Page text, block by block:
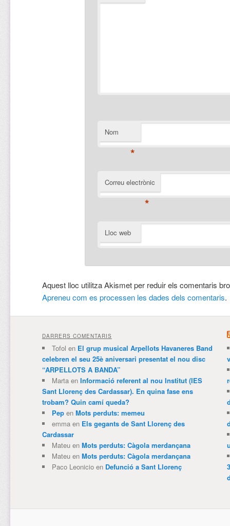
Nom
*
Correu electrònic
*
Lloc web
Aquest lloc utilitza Akismet per reduir els comentaris
Apreneu com es processen les dades dels comentaris.
DARRERS COMENTARIS
Tofol en El grup musical Arpellots Havaneres Band
celebren el seu 25è aniversari presentat el nou disc
“ARPELLOTS A BANDA”
Martaen Informació referent al nou Institut (IES
Sant Llorenç des Cardassar). En quina fase ens
trobam? Quin camí queda?
Pepen Mots perduts: memeu
emmaen Els gegants de Sant Llorenç des
Cardassar
Mateuen Mots perduts: Càgola merdançana
Mateuen Mots perduts: Càgola merdançana
Paco Leonicioen Defunció a Sant Llorenç